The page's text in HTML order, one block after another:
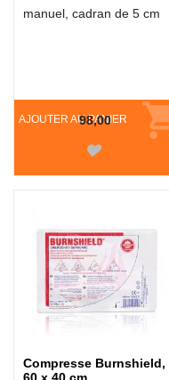
manuel, cadran de 5 cm
AJOUTER AU PANIER
98,00
Compresse Burnshield,